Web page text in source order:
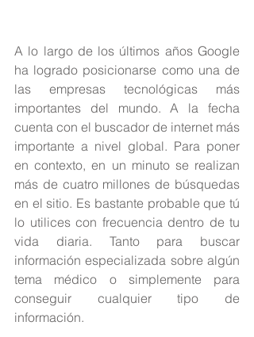
A lo largo de los últimos años Google
ha logrado posicionarse como una de
las empresas tecnológicas más
importantes del mundo. A la fecha
cuenta con el buscador de internet más
importante a nivel global. Para poner
en contexto, en un minuto se realizan
más de cuatro millones de búsquedas
en el sitio. Es bastante probable que tú
lo utilices con frecuencia dentro de tu
vida diaria. Tanto para buscar
información especializada sobre algún
tema médico o simplemente para
conseguir cualquier tipo de
información.